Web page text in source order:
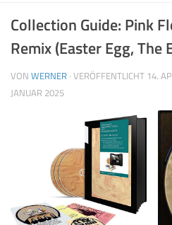
Collection Guide: Pink
Remix (Easter Egg, The
VON WERNER · VERÖFFENTLICHT 14.
JANUAR 2025